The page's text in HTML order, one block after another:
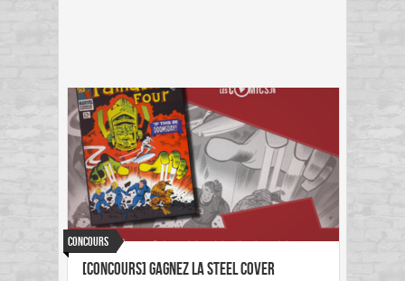
Concours
[concours] Gagnez la steel cover